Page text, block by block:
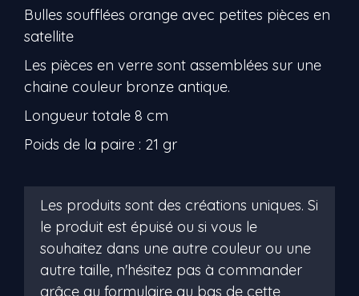
Bulles soufflées orange avec petites pièces en
satellite
Les pièces en verre sont assemblées sur une
chaine couleur bronze antique.
Longueur totale 8 cm
Poids de la paire : 21 gr